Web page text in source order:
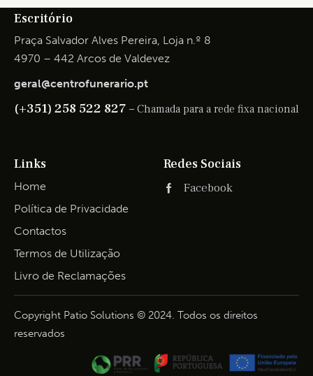
Escritório
Praça Salvador Alves Pereira, Loja n.º 8
4970 – 442 Arcos de Valdevez
geral@centrofunerario.pt
(+351) 258 522 827 – Chamada para a rede fixa nacional
Links
Home
Política de Privacidade
Contactos
Termos de Utilização
Livro de Reclamações
Redes Sociais
Facebook
Copyright Patio Solutions © 2024. Todos os direitos
reservados